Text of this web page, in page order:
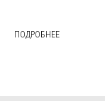
ПОДРОБНЕЕ